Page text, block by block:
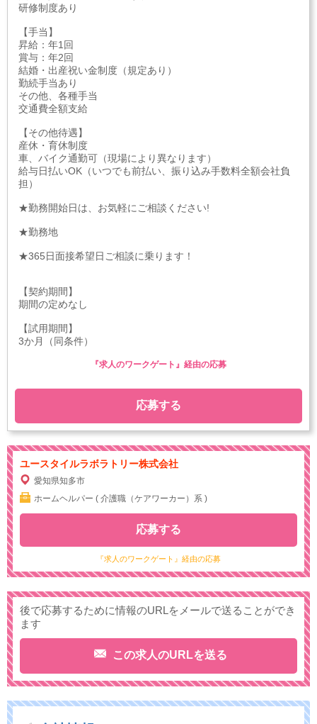
研修制度あり
【手当】
昇給：年1回
賞与：年2回
結婚・出産祝い金制度（規定あり）
勤続手当あり
その他、各種手当
交通費全額支給
【その他待遇】
産休・育休制度
車、バイク通勤可（現場により異なります）
給与日払いOK（いつでも前払い、振り込み手数料全額会社負
担）
★勤務開始日は、お気軽にご相談ください!
★勤務地
★365日面接希望日ご相談に乗ります！
【契約期間】
期間の定めなし
【試用期間】
3か月（同条件）
応募する
『求人のワークゲート』経由の応募
ユースタイルラボラトリー株式会社
愛知県知多市
ホームヘルパー ( 介護職（ケアワーカー）系 )
『求人のワークゲート』経由の応募
応募する
後で応募するために情報のURLをメールで送ることができ
ます
この求人のURLを送る